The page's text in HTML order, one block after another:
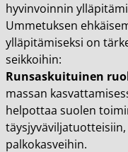
hyvinvoinnin
Ummetuksen
ylläpitämiseksi on
seikkoihin:
Runsaskuituinen
massan
helpottaa suolen
palkokasveihin.